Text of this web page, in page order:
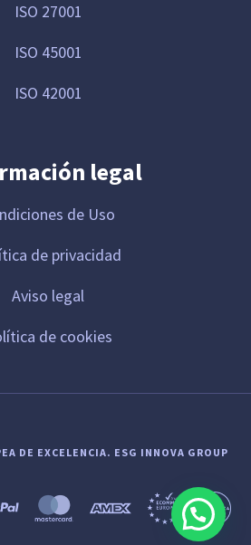
ISO 27001
ISO 45001
ISO 42001
legal
de Uso
de privacidad
Aviso legal
de cookies
DE EXCELENCIA. ESG INNOVA GROUP